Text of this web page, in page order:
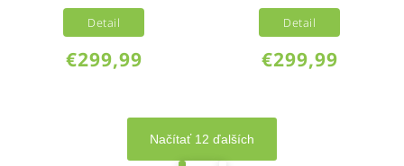
€299,99
Detail
€299,99
Detail
Načítať 12 ďalších